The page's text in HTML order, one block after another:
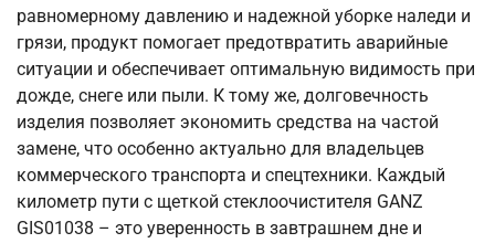
равномерному давлению и надежной уборке наледи и
грязи, продукт помогает предотвратить аварийные
ситуации и обеспечивает оптимальную видимость при
дожде, снеге или пыли. К тому же, долговечность
изделия позволяет экономить средства на частой
замене, что особенно актуально для владельцев
коммерческого транспорта и спецтехники. Каждый
километр пути с щеткой стеклоочистителя GANZ
GIS01038 – это уверенность в завтрашнем дне и